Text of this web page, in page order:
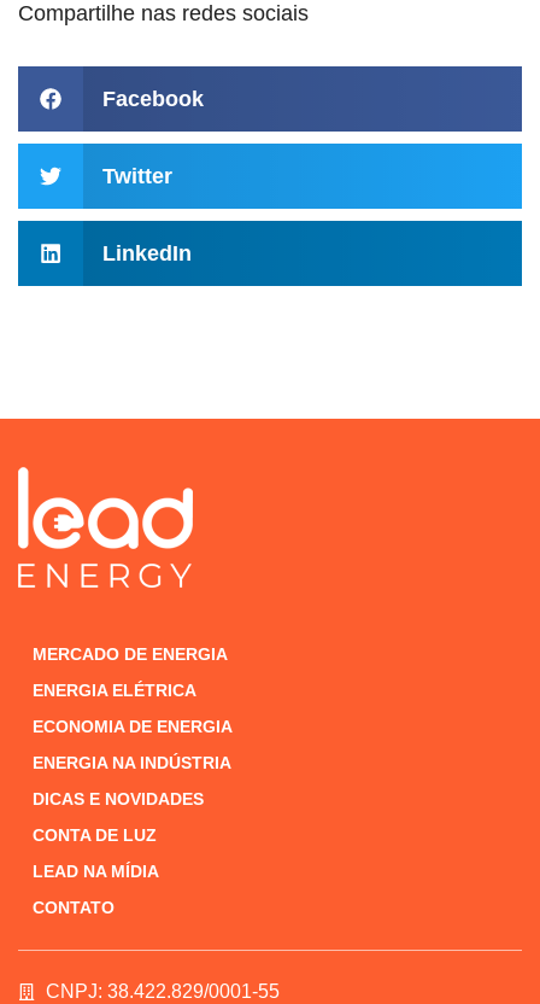
Compartilhe nas redes sociais
Facebook
Twitter
LinkedIn
MERCADO DE ENERGIA
ENERGIA ELÉTRICA
ECONOMIA DE ENERGIA
ENERGIA NA INDÚSTRIA
DICAS E NOVIDADES
CONTA DE LUZ
LEAD NA MÍDIA
CONTATO
CNPJ: 38.422.829/0001-55